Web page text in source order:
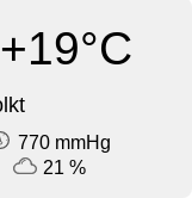
+19°C
770 mmHg
21 %